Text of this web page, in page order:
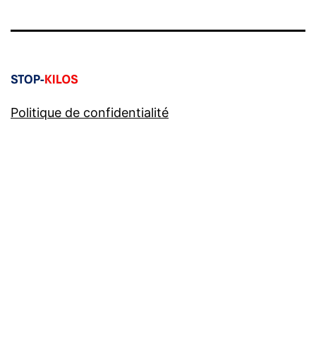
Politique de confidentialité